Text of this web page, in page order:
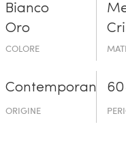
Bianco
Oro
COLORE
Contemporaneo
ORIGINE